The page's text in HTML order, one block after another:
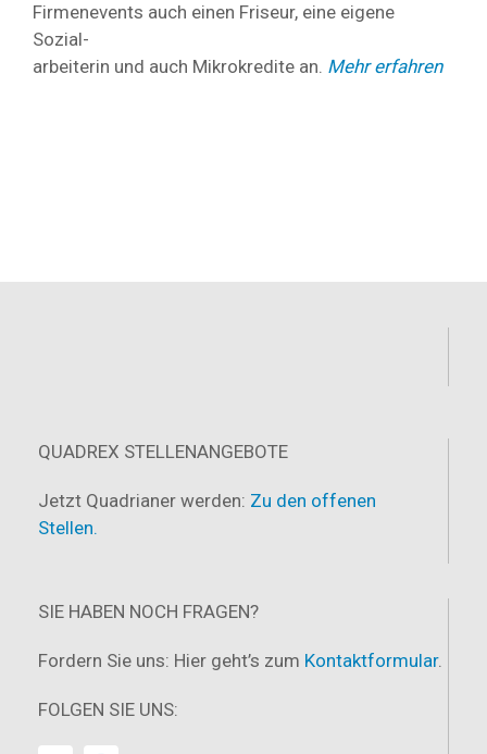
Firmenevents auch einen Friseur, eine eigene
Sozial-
arbeiterin und auch Mikrokredite an. Mehr erfahren
QUADREX STELLENANGEBOTE
Jetzt Quadrianer werden: Zu den offenen
Stellen.
SIE HABEN NOCH FRAGEN?
Fordern Sie uns: Hier geht’s zum Kontaktformular.
FOLGEN SIE UNS: